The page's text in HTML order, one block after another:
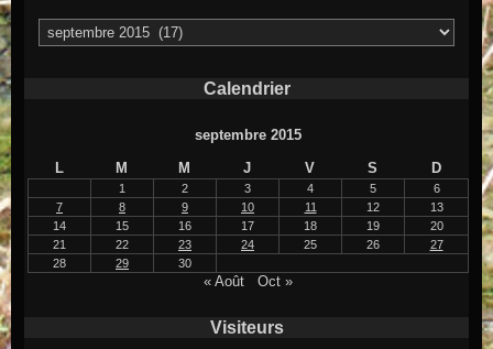
Archives
Calendrier
septembre 2015
L
M M J V S D
1 2 3 4 5
6
7
8 9 10 11 12
13
14
15 16 17 18 19
20
21
22 23 24 25 26
27
28
29 30
« Août Oct »
Visiteurs